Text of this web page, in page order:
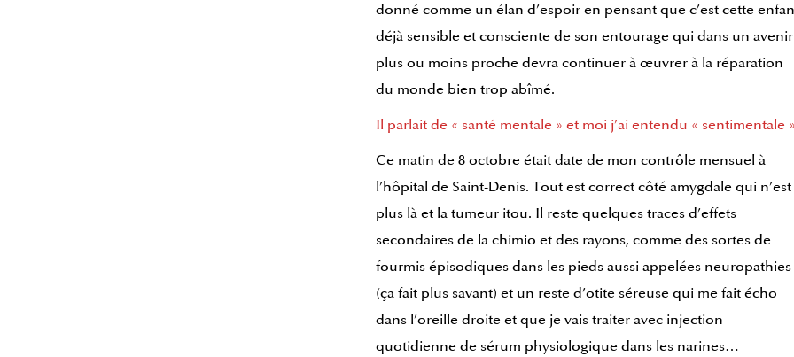
donné comme un élan d’espoir en pensant que c’est cette
déjà sensible et consciente de son entourage qui dans un avenir
plus ou moins proche devra continuer à œuvrer à la réparation
du monde bien trop abîmé.
Il parlait de « santé mentale » et moi j’ai entendu « sentimentale
Ce matin de 8 octobre était date de mon contrôle mensuel à
l’hôpital de Saint-Denis. Tout est correct côté amygdale qui n’est
plus là et la tumeur itou. Il reste quelques traces d’effets
secondaires de la chimio et des rayons, comme des sortes de
fourmis épisodiques dans les pieds aussi appelées neuropathies
(ça fait plus savant) et un reste d’otite séreuse qui me fait écho
dans l’oreille droite et que je vais traiter avec injection
quotidienne de sérum physiologique dans les narines…